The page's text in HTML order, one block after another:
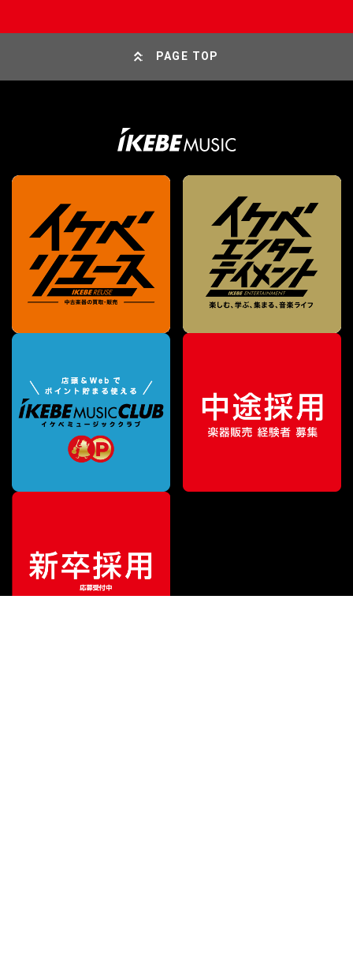
販売価格¥18,150（税込）
PAGE TOP